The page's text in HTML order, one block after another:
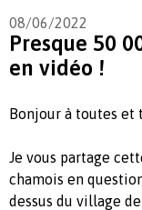
08/06/2022
Presque 50
en vidéo !
Bonjour à toutes et
Je vous partage
chamois en
dessus du village